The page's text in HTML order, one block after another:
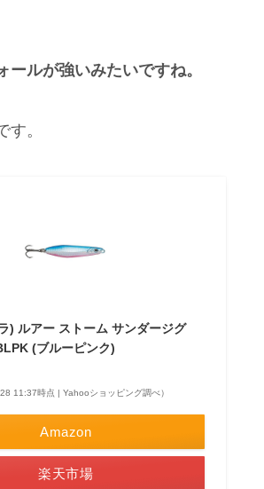
ールが強いみたいですね。
す。
) ルアー ストーム サンダージグ
(ブルーピンク)
11:37時点 | Yahooショッピング調べ）
Amazon
楽天市場